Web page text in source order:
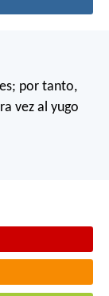
por tanto,
vez al yugo